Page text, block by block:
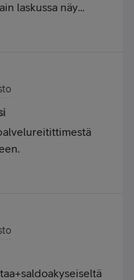
laskussa näy
viestei?? Eikai
näkyä? Pystynkö
pyyhkiä?